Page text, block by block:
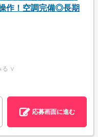
作！空調完備◎長期
る ∨
応募画面に進む